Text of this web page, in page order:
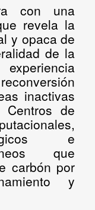
con una
revela la
y opaca de
de la
experiencia
inactivas
Centros de
e
que
carbón por
y